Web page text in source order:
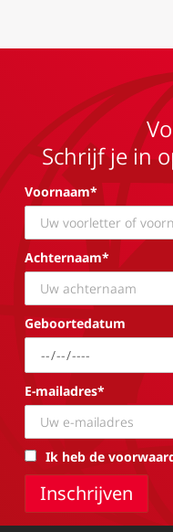
Schrijf je in
Voornaam*
Achternaam*
Geboortedatum
E-mailadres*
Ik heb de